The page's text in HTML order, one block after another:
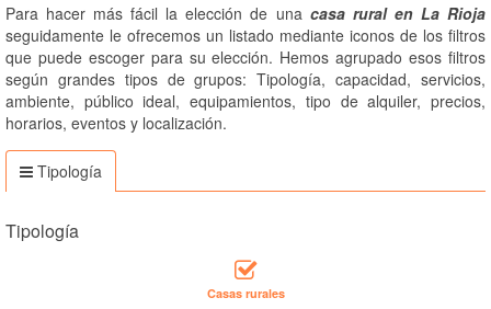
Para hacer más fácil la elección de una casa rural en La Rioja
seguidamente le ofrecemos un listado mediante iconos de los filtros
que puede escoger para su elección. Hemos agrupado esos filtros
según grandes tipos de grupos: Tipología, capacidad, servicios,
ambiente, público ideal, equipamientos, tipo de alquiler, precios,
horarios, eventos y localización.
Tipología
Tipología
Casas rurales